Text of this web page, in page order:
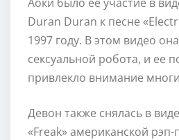
Duran Duran к песне
1997 году. В этом видео
сексуальной робота, и ее
привлекло внимание
Девон также снялась в
«Freak» американской рэп-